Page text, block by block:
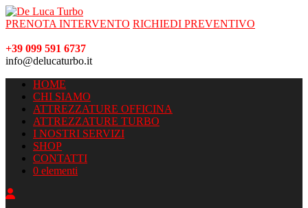
PRENOTA INTERVENTO RICHIEDI PREVENTIVO
+39 099 591 6737
info@delucaturbo.it
HOME
CHI SIAMO
ATTREZZATURE OFFICINA
ATTREZZATURE TURBO
I NOSTRI SERVIZI
SHOP
CONTATTI
0 elementi